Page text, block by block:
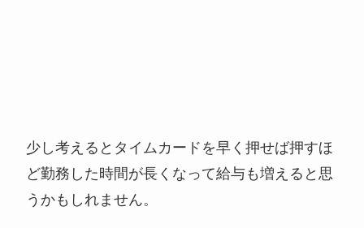
少し考えるとタイムカードを早く押せば押すほ
ど勤務した時間が長くなって給与も増えると思
うかもしれません。